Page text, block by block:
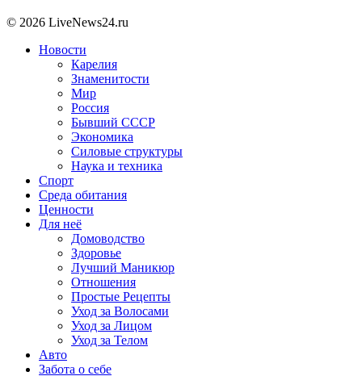
© 2026 LiveNews24.ru
Новости
Карелия
Знаменитости
Мир
Россия
Бывший СССР
Экономика
Силовые структуры
Наука и техника
Спорт
Среда обитания
Ценности
Для неё
Домоводство
Здоровье
Лучший Маникюр
Отношения
Простые Рецепты
Уход за Волосами
Уход за Лицом
Уход за Телом
Авто
Забота о себе